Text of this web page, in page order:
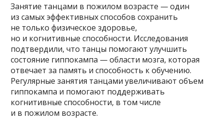
Занятие танцами в пожилом возрасте — один
из самых эффективных способов сохранить
не только физическое здоровье,
но и когнитивные способности. Исследования
подтвердили, что танцы помогают улучшить
состояние гиппокампа — области мозга, которая
отвечает за память и способность к обучению.
Регулярные занятия танцами увеличивают объем
гиппокампа и помогают поддерживать
когнитивные способности, в том числе
и в пожилом возрасте.